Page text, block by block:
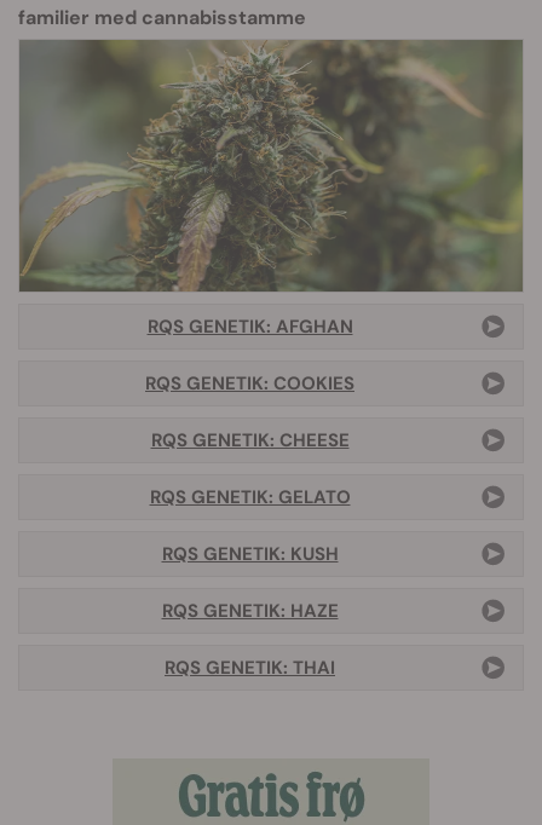
familier med cannabisstamme
RQS GENETIK: AFGHAN
RQS GENETIK: COOKIES
RQS GENETIK: CHEESE
RQS GENETIK: GELATO
RQS GENETIK: KUSH
RQS GENETIK: HAZE
RQS GENETIK: THAI